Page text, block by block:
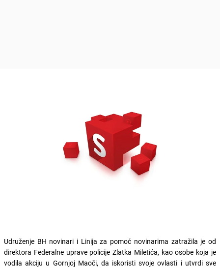
Udruženje BH novinari i Linija za pomoć novinarima zatražila je od
direktora Federalne uprave policije Zlatka Miletića, kao osobe koja je
vodila akciju u Gornjoj Maoči, da iskoristi svoje ovlasti i utvrdi sve